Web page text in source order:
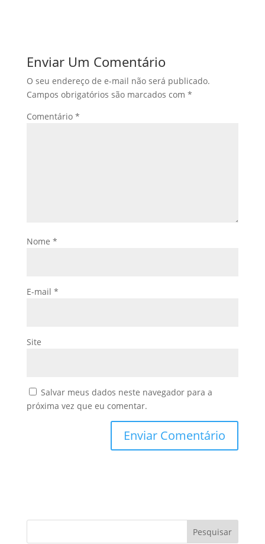
Enviar Um Comentário
O seu endereço de e-mail não será publicado.
Campos obrigatórios são marcados com *
Comentário *
Nome *
E-mail *
Site
Salvar meus dados neste navegador para a
próxima vez que eu comentar.
Pesquisar